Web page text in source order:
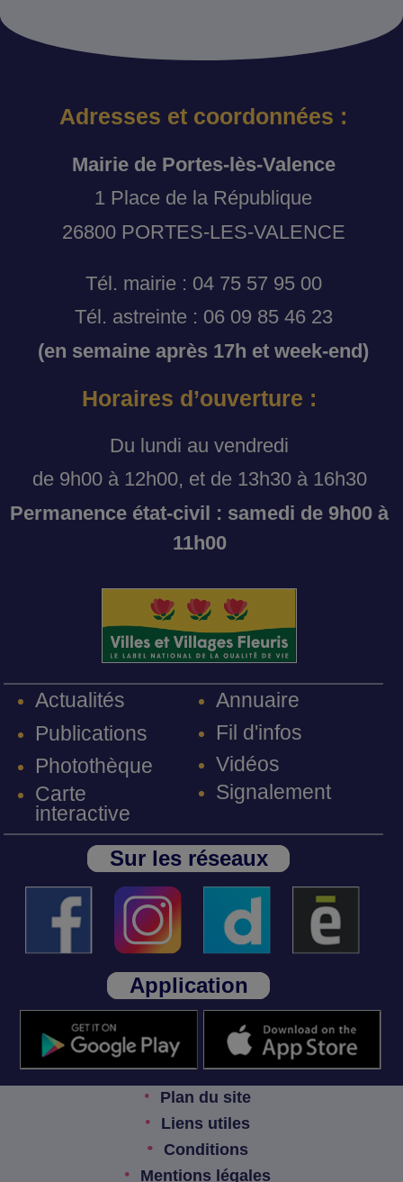
Adresses et coordonnées :
Mairie de Portes-lès-Valence
1 Place de la République
26800 PORTES-LES-VALENCE
Tél. mairie : 04 75 57 95 00
Tél. astreinte : 06 09 85 46 23
(en semaine après 17h et week-end)
Horaires d’ouverture :
Du lundi au vendredi
de 9h00 à 12h00, et de 13h30 à 16h30
Permanence état-civil : samedi de 9h00 à
11h00
Actualités
Publications
Photothèque
Carte
interactive
Annuaire
Fil d'infos
Vidéos
Signalement
Sur les réseaux
Application
Plan du site
Liens utiles
Conditions
Mentions légales